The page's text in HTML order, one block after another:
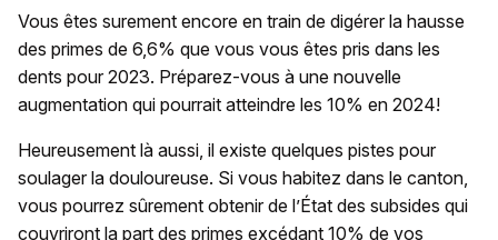
Vous êtes surement encore en train de digérer la hausse
des primes de 6,6% que vous vous êtes pris dans les
dents pour 2023. Préparez-vous à une nouvelle
augmentation qui pourrait atteindre les 10% en 2024!
Heureusement là aussi, il existe quelques pistes pour
soulager la douloureuse. Si vous habitez dans le canton,
vous pourrez sûrement obtenir de l’État des subsides qui
couvriront la part des primes excédant 10% de vos